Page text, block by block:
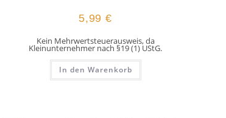
5,99€
Kein Mehrwertsteuerausweis, da
Kleinunternehmer nach §19 (1) UStG.
In den Warenkorb